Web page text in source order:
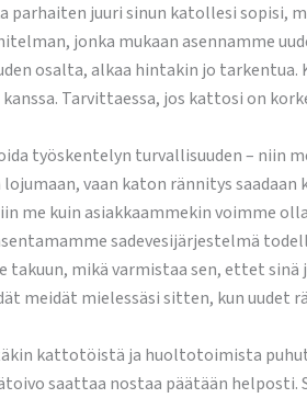
parhaiten juuri sinun katollesi sopisi,
jonka mukaan asennamme
osalta, alkaa hintakin jo
Tarvittaessa, jos kattosi on
työskentelyn turvallisuuden – niin
vaan katon rännitys
me kuin asiakkaammekin voimme
sadevesijärjestelmä
mikä varmistaa sen, ettet sinä
meidät mielessäsi sitten, kun uudet
kattotöistä ja huoltotoimista
saattaa nostaa päätään